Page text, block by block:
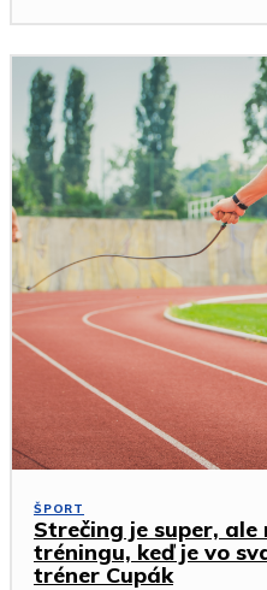
ŠPORT
Strečing je super, ale
tréningu, keď je vo
tréner Cupák